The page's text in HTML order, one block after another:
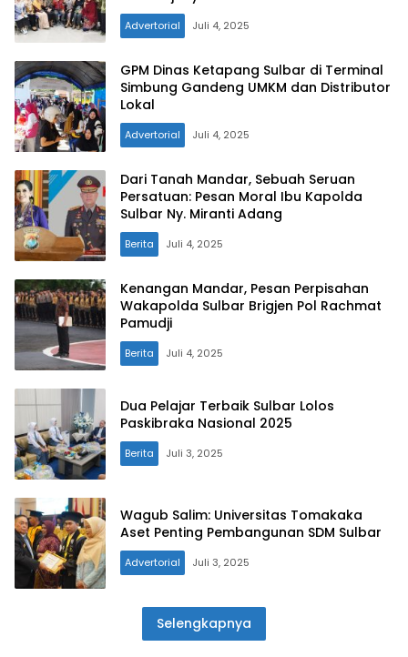
Advertorial Juli 4, 2025
GPM Dinas Ketapang Sulbar di Terminal
Simbung Gandeng UMKM dan Distributor
Lokal
Advertorial Juli 4, 2025
Dari Tanah Mandar, Sebuah Seruan
Persatuan: Pesan Moral Ibu Kapolda
Sulbar Ny. Miranti Adang
Berita Juli 4, 2025
Kenangan Mandar, Pesan Perpisahan
Wakapolda Sulbar Brigjen Pol Rachmat
Berita Juli 4, 2025
Dua Pelajar Terbaik Sulbar Lolos
Paskibraka Nasional 2025
Berita Juli 3, 2025
Wagub Salim: Universitas Tomakaka
Advertorial Juli 3, 2025
Selengkapnya